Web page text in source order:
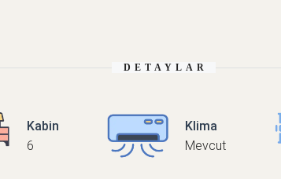
DETAYLAR
Kabin
6
Klima
Mevcut